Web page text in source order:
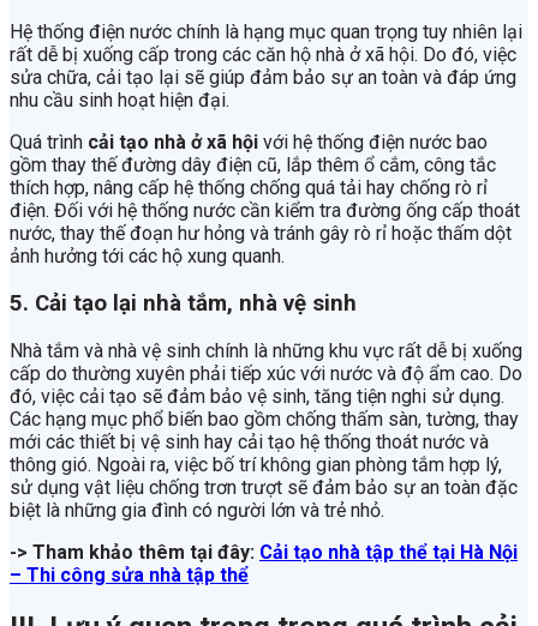
Hệ thống điện nước chính là hạng mục quan trọng tuy nhiên lại
rất dễ bị xuống cấp trong các căn hộ nhà ở xã hội. Do đó, việc
sửa chữa, cải tạo lại sẽ giúp đảm bảo sự an toàn và đáp ứng
nhu cầu sinh hoạt hiện đại.
Quá trình cải tạo nhà ở xã hội với hệ thống điện nước bao
gồm thay thế đường dây điện cũ, lắp thêm ổ cắm, công tắc
thích hợp, nâng cấp hệ thống chống quá tải hay chống rò rỉ
điện. Đối với hệ thống nước cần kiểm tra đường ống cấp thoát
nước, thay thế đoạn hư hỏng và tránh gây rò rỉ hoặc thấm dột
ảnh hưởng tới các hộ xung quanh.
5. Cải tạo lại nhà tắm, nhà vệ sinh
Nhà tắm và nhà vệ sinh chính là những khu vực rất dễ bị xuống
cấp do thường xuyên phải tiếp xúc với nước và độ ẩm cao. Do
đó, việc cải tạo sẽ đảm bảo vệ sinh, tăng tiện nghi sử dụng.
Các hạng mục phổ biến bao gồm chống thấm sàn, tường, thay
mới các thiết bị vệ sinh hay cải tạo hệ thống thoát nước và
thông gió. Ngoài ra, việc bố trí không gian phòng tắm hợp lý,
sử dụng vật liệu chống trơn trượt sẽ đảm bảo sự an toàn đặc
biệt là những gia đình có người lớn và trẻ nhỏ.
-> Tham khảo thêm tại đây: Cải tạo nhà tập thể tại Hà Nội
– Thi công sửa nhà tập thể